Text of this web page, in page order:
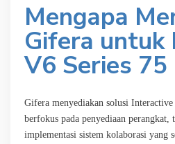
Mengapa
Gifera untuk
V6 Series 75
Gifera menyediakan solusi
berfokus pada penyediaan perangkat,
implementasi sistem kolaborasi yang